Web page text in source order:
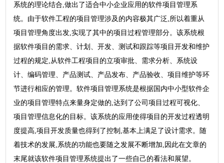
系统的理论结合,做出了适合中小企业应用的软件项目管理系
统。由于软件工程的项目管理涉及的内容极其广泛,所以着重从
项目管理角度出发,实现了其中的项目过程管理部分。该系统根
据软件项目的需求、计划、开发、测试和跟踪等项目开发和维护
过程的规定,从软件工程项目的立项审批、需求分析、系统设
计、编码管理、产品测试、产品发布、产品验收、项目维护等环
节进行相应的管理。软件项目管理系统是根据国内中小型软件企
业的项目管理特点来量身定做的,达到了公司项目过程可视化、
项目管理信息化的目标。该系统的应用使得项目的开发过程透明
度提高,项目开发质量也得到了控制,基本上满足了设计需求。随
着技术的发展,系统的功能也要随之发展不断增加,因此在文章的
末尾就该软件项目管理系统提出了一些自己的看法和展望。